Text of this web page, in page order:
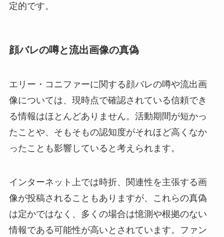
定的です。
顔バレの噂と流出画像の真偽
エリー・コニファーに関する顔バレの噂や流出画
像については、現時点で確認されている信頼でき
る情報はほとんどありません。活動期間が短かっ
たことや、そもそもの認知度がそれほど高くなか
ったことも影響していると考えられます。
インターネット上では時折、関連性を主張する画
像が投稿されることもありますが、これらの真偽
は定かではなく、多くの場合は憶測や根拠のない
情報である可能性が高いとされています。ファン